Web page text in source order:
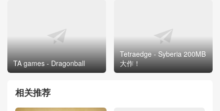
TA games - Dragonball
Tetraedge - Syberia 200MB
大作！
相关推荐